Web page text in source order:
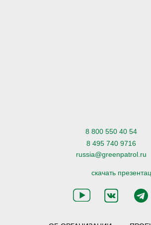
8 800 550 40 54
8 495 740 9716
russia@greenpatrol.ru
скачать